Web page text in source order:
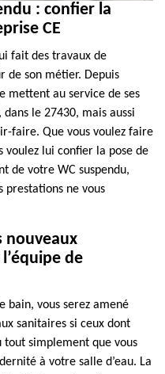
: confier la
CE
fait des travaux de
de son métier. Depuis
mettent au service de ses
le 27430, mais aussi
faire. Que vous voulez faire
voulez lui confier la pose de
de votre WC suspendu,
prestations ne vous
nouveaux
de
bain, vous serez amené
sanitaires si ceux dont
tout simplement que vous
à votre salle d’eau. La